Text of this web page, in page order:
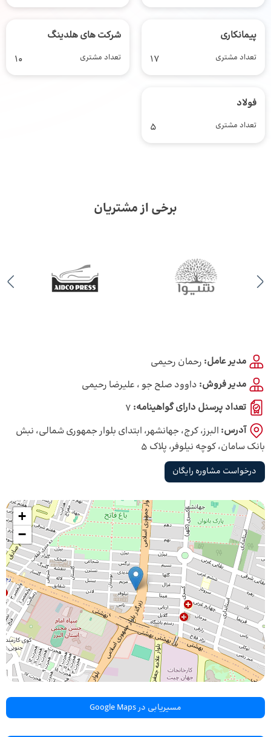
پیمانکاری
تعداد مشتری 17
شرکت های هلدینگ
تعداد مشتری 10
فولاد
تعداد مشتری 5
برخی از مشتریان
مدیر عامل: رحمان رحیمی
مدیر فروش: داوود صلح جو ، علیرضا رحیمی
تعداد پرسنل دارای گواهینامه: 7
آدرس: البرز، کرج، جهانشهر، ابتدای بلوار جمهوری شمالی، نبش
بانک سامان، کوچه نیلوفر، پلاک 5
درخواست مشاوره رایگان
+
−
مسیریابی در Google Maps